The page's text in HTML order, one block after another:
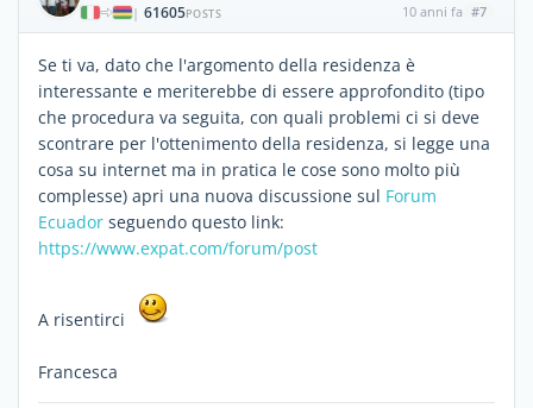
| 61605POSTS 10 anni fa #7
Se ti va, dato che l'argomento della residenza è
interessante e meriterebbe di essere approfondito (tipo
che procedura va seguita, con quali problemi ci si deve
scontrare per l'ottenimento della residenza, si legge una
cosa su internet ma in pratica le cose sono molto più
complesse) apri una nuova discussione sul Forum
Ecuador seguendo questo link:
https://www.expat.com/forum/post
A risentirci
Francesca